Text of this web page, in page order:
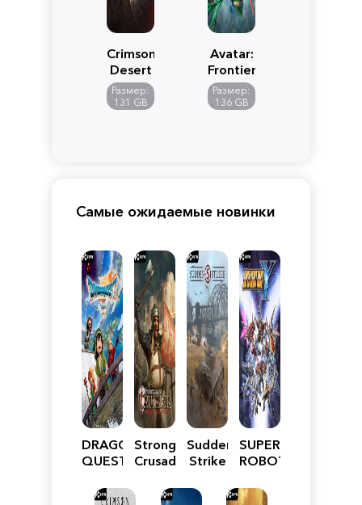
Crimson
Desert
Размер:
131 GB
Avatar:
Frontiers
of
Pandora
Размер:
136 GB
Самые ожидаемые новинки
DRAGON
QUEST
Reimagined
Stronghold
Crusader:
Edition
Sudden
Strike
SUPER
ROBOT
Y